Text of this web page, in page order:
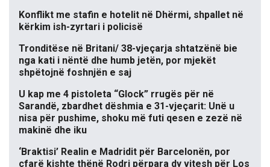
Konflikt me stafin e hotelit në Dhërmi, shpallet në
kërkim ish-zyrtari i policisë
Tronditëse në Britani/ 38-vjeçarja shtatzënë bie
nga kati i nëntë dhe humb jetën, por mjekët
shpëtojnë foshnjën e saj
U kap me 4 pistoleta “Glock” rrugës për në
Sarandë, zbardhet dëshmia e 31-vjeçarit: Unë u
nisa për pushime, shoku më futi qesen e zezë në
makinë dhe iku
‘Braktisi’ Realin e Madridit për Barcelonën, por
çfarë kishte thënë Rodri përpara dy vitesh për Los